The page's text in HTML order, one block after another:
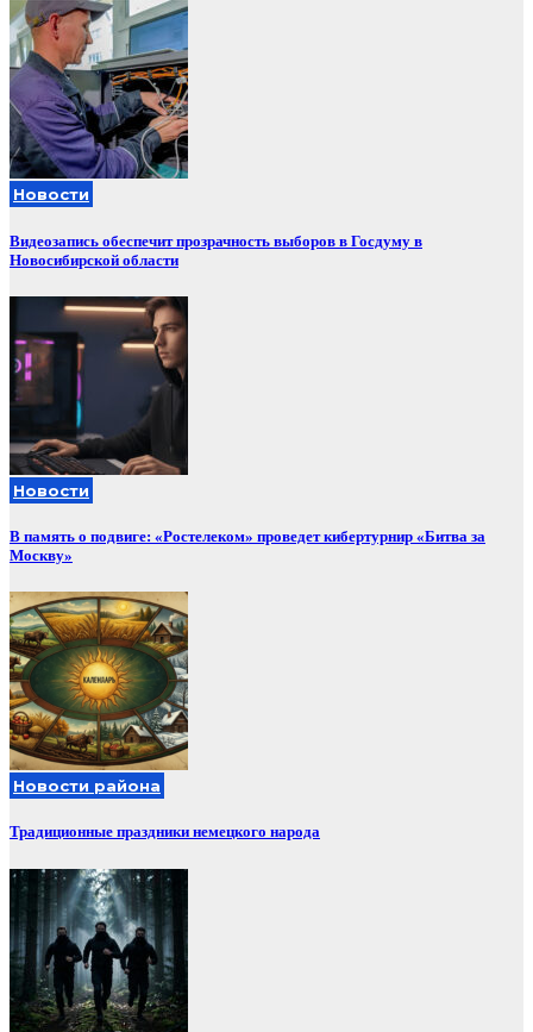
Новости
Видеозапись обеспечит прозрачность выборов в Госдуму в
Новосибирской области
Новости
В память о подвиге: «Ростелеком» проведет кибертурнир «Битва за
Москву»
Новости района
Традиционные праздники немецкого народа